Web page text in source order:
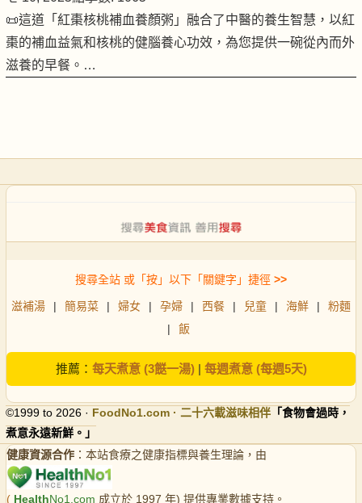
📜這道「紅棗核桃補血養顏粥」融合了中醫的養生智慧，以紅
棗的補血益氣和核桃的健腦養心功效，為您提供一碗從內而外
滋養的早餐。…
搜尋全站 或「按」以下「關鍵字」捷徑 >>
滋補湯 | 簡易菜 | 婦女 | 孕婦 | 西餐 | 兒童 | 海鮮 |
粉麵
|
飯
推薦： 每天煮意 (3餸一湯)| 每週煮意 (每週5天)
©1999 to 2026 · FoodNo1.com · 二十六載滋味相伴 「食物會過時，
煮意永遠新鮮。」
健康資源合作 ：本站食療之健康指標與養生理論，由
( HealthNo1.com 成立於 1997 年) 提供專業數據支持。